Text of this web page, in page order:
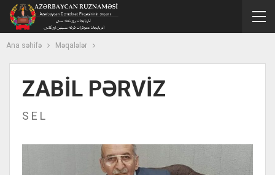
Ana səhifə Məqalələr
ZABİL PƏRVİZ
S E L